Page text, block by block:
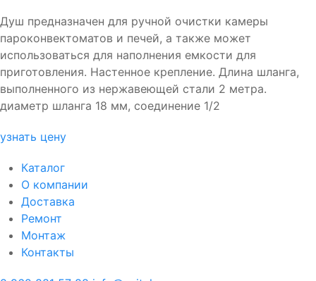
Душ предназначен для ручной очистки камеры
пароконвектоматов и печей, а также может
использоваться для наполнения емкости для
приготовления. Настенное крепление. Длина шланга,
выполненного из нержавеющей стали 2 метра.
диаметр шланга 18 мм, соединение 1/2
узнать цену
Каталог
О компании
Доставка
Ремонт
Монтаж
Контакты